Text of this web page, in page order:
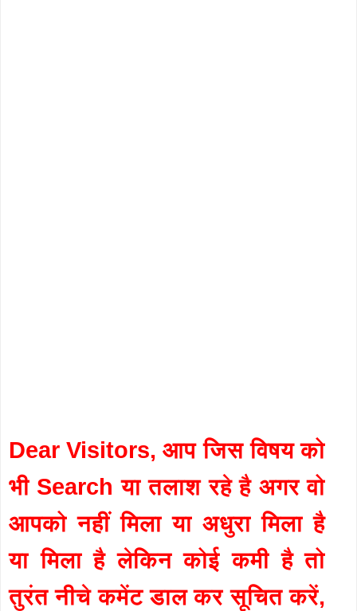
Dear Visitors, आप जिस विषय को
भी Search या तलाश रहे है अगर वो
आपको नहीं मिला या अधुरा मिला है
या मिला है लेकिन कोई कमी है तो
तुरंत नीचे कमेंट डाल कर सूचित करें,